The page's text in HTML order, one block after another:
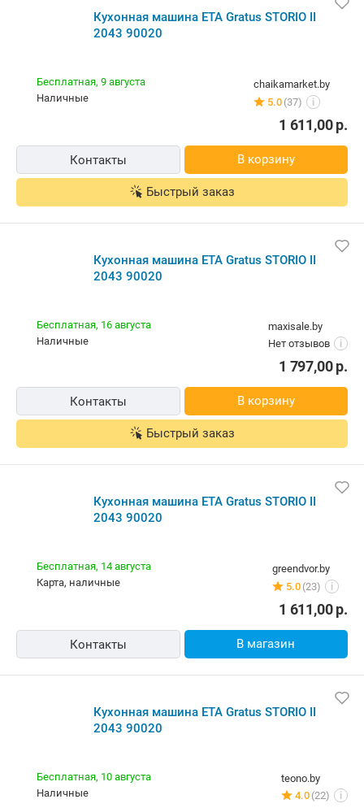
Кухонная машина ETA Gratus STORIO II
2043 90020
chaikamarket.by
5.0 (37) i
Бесплатная, 9 августа
наличные
1 611,00р.
Контакты В корзину
Быстрый заказ
Кухонная машина ETA Gratus STORIO II
2043 90020
maxisale.by
Нет отзывов
i
Бесплатная, 16 августа
наличные
1 797,00р.
Контакты В корзину
Быстрый заказ
Кухонная машина ETA Gratus STORIO II
2043 90020
greendvor.by
5.0 (23) i
Бесплатная, 14 августа
карта, наличные
1 611,00р.
Контакты В магазин
Кухонная машина ETA Gratus STORIO II
2043 90020
teono.by
4.0 (22) i
Бесплатная, 10 августа
наличные